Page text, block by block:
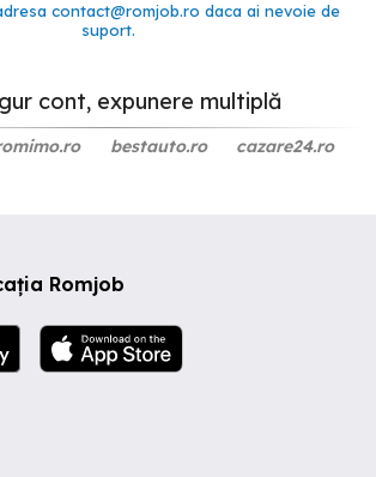
contact@romjob.ro daca ai nevoie de
suport.
cont, expunere multiplă
bestauto.ro cazare24.ro
Romjob